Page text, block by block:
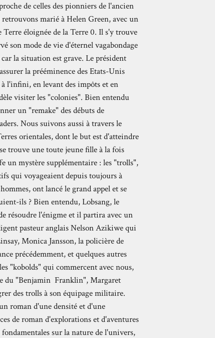
de celles des pionniers de l'ancien
marié à Helen Green, avec un
éloignée de la Terre 0. Il s'y trouve
son mode de vie d'éternel vagabondage
la situation est grave. Le président
la prééminence des Etats-Unis
l'infini, en levant des impôts et en
visiter les "colonies". Bien entendu
un "remake" des débuts de
Nous suivons aussi à travers le
orientales, dont le but est d'atteindre
trouve une toute jeune fille à la fois
un mystère supplémentaire : les "trolls",
qui voyageaient depuis toujours à
ont lancé le grand appel et se
ils ? Bien entendu, Lobsang, le
résoudre l'énigme et il partira avec un
pasteur anglais Nelson Azikiwe qui
Monica Jansson, la policière de
précédemment, et quelques autres
"kobolds" qui commercent avec nous,
du "Benjamin Franklin", Margaret
des trolls à son équipage militaire.
roman d'une densité et d'une
de roman d'explorations et d'aventures
sur la nature de l'univers,